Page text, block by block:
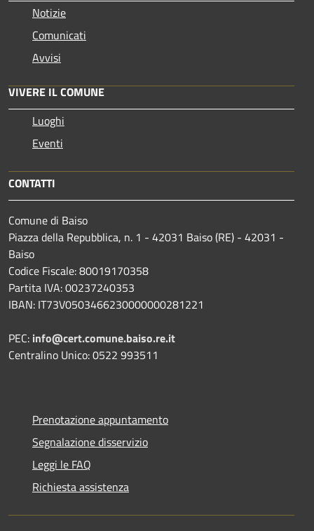
Notizie
Comunicati
Avvisi
VIVERE IL COMUNE
Luoghi
Eventi
CONTATTI
Comune di Baiso
Piazza della Repubblica, n. 1 - 42031 Baiso (RE) - 42031 -
Baiso
Codice Fiscale: 80019170358
Partita IVA: 00237240353
IBAN: IT73V0503466230000000281221
PEC: info@cert.comune.baiso.re.it
Centralino Unico: 0522 993511
Prenotazione appuntamento
Segnalazione disservizio
Leggi le FAQ
Richiesta assistenza